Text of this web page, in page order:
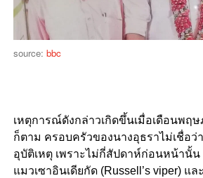
source: bbc
เหตุการณ์ดังกล่าวเกิดขึ้นเมื่อเดือนพฤษ
ก็ตาม ครอบครัวของนางอุธราไม่เชื่อว่า
อุบัติเหตุ เพราะไม่กี่สัปดาห์ก่อนหน้านั้น
แมวเซาอินเดียกัด (Russell’s viper) แ